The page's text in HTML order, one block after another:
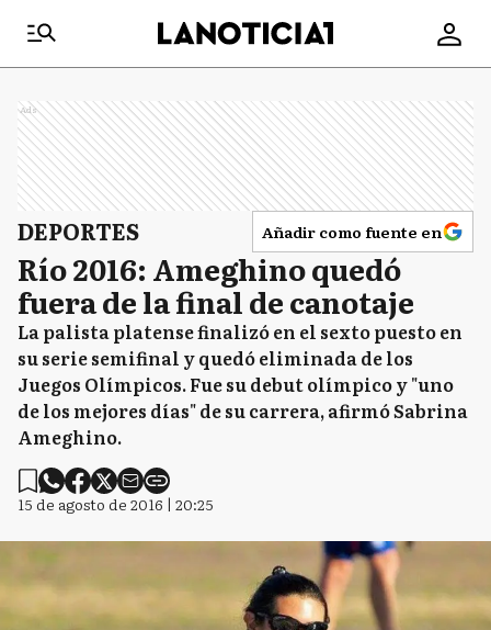
Ads
DEPORTES Añadir como fuente en
Río 2016: Ameghino quedó
fuera de la final de canotaje
La palista platense finalizó en el sexto puesto en
su serie semifinal y quedó eliminada de los
Juegos Olímpicos. Fue su debut olímpico y "uno
de los mejores días" de su carrera, afirmó Sabrina
Ameghino.
15 de agosto de 2016 | 20:25